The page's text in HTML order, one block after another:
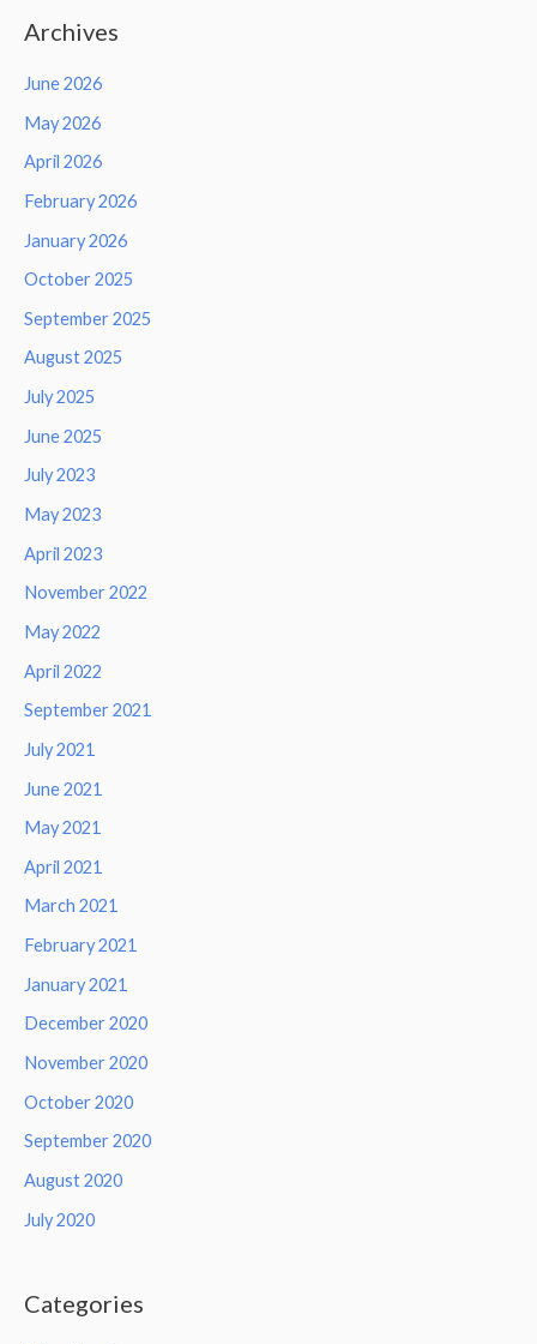
Archives
June 2026
May 2026
April 2026
February 2026
January 2026
October 2025
September 2025
August 2025
July 2025
June 2025
July 2023
May 2023
April 2023
November 2022
May 2022
April 2022
September 2021
July 2021
June 2021
May 2021
April 2021
March 2021
February 2021
January 2021
December 2020
November 2020
October 2020
September 2020
August 2020
July 2020
Categories